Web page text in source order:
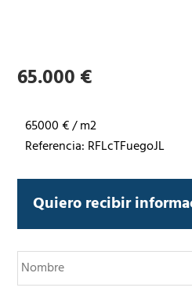
65.000 €
65000 € / m2
Referencia: RFLcTFuegoJL
Quiero recibir
N
o
m